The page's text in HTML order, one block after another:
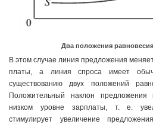
Два положения
В этом случае линия предложения
платы, а линия спроса имеет
существованию двух положений
Положительный наклон предложения
низком уровне зарплаты, т. е.
стимулирует увеличение